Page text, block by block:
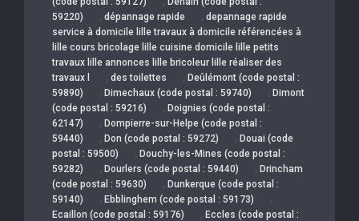
59220)
, dépannage rapide , depannage rapide
service à domicile lille travaux à domicile référencées à
lille cours bricolage lille cuisine domicile lille petits
travaux lille annonces lille bricoleur lille réaliser des
travaux l
, des toilettes , Deûlémont (code postal :
59890)
, Dimechaux (code postal : 59740) , Dimont
(code postal : 59216)
, Doignies (code postal :
62147)
, Dompierre-sur-Helpe (code postal :
59440)
, Don (code postal : 59272) , Douai (code
postal : 59500)
, Douchy-les-Mines (code postal :
59282)
, Dourlers (code postal : 59440) , Drincham
(code postal : 59630)
, Dunkerque (code postal :
59140)
, Ebblinghem (code postal : 59173) ,
Ecaillon (code postal : 59176) , Eccles (code postal :